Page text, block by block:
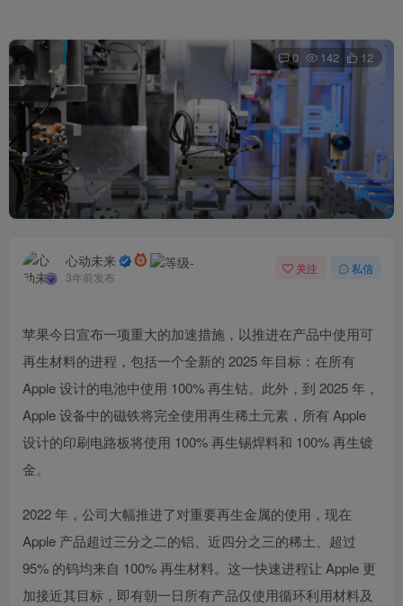
0 142 12
心动未来
3年前发布
关注 私信
苹果今日宣布一项重大的加速措施，以推进在产品中使用可
再生材料的进程，包括一个全新的 2025 年目标：在所有
Apple 设计的电池中使用 100% 再生钴。此外，到 2025 年，
Apple 设备中的磁铁将完全使用再生稀土元素，所有 Apple
设计的印刷电路板将使用 100% 再生锡焊料和 100% 再生镀
金。
2022 年，公司大幅推进了对重要再生金属的使用，现在
Apple 产品超过三分之二的铝、近四分之三的稀土、超过
95% 的钨均来自 100% 再生材料。这一快速进程让 Apple 更
加接近其目标，即有朝一日所有产品仅使用循环利用材料及